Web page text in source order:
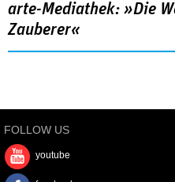
arte-Mediathek: »Die
Zauberer«
FOLLOW US
youtube